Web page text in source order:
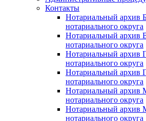
Контакты
Нотариальный архив
нотариального округа
Нотариальный архив
нотариального округа
Нотариальный архив
нотариального округа
Нотариальный архив
нотариального округа
Нотариальный архив
нотариального округа
Нотариальный архив
нотариального округа